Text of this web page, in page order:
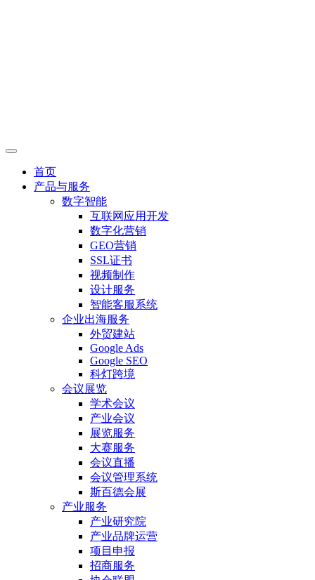
首页
产品与服务
数字智能
互联网应用开发
数字化营销
GEO营销
SSL证书
视频制作
设计服务
智能客服系统
企业出海服务
外贸建站
Google Ads
Google SEO
科灯跨境
会议展览
学术会议
产业会议
展览服务
大赛服务
会议直播
会议管理系统
斯百德会展
产业服务
产业研究院
产业品牌运营
项目申报
招商服务